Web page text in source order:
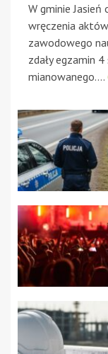
W gminie Jasień
wręczenia
zawodowego
zdały egzamin
mianowanego....